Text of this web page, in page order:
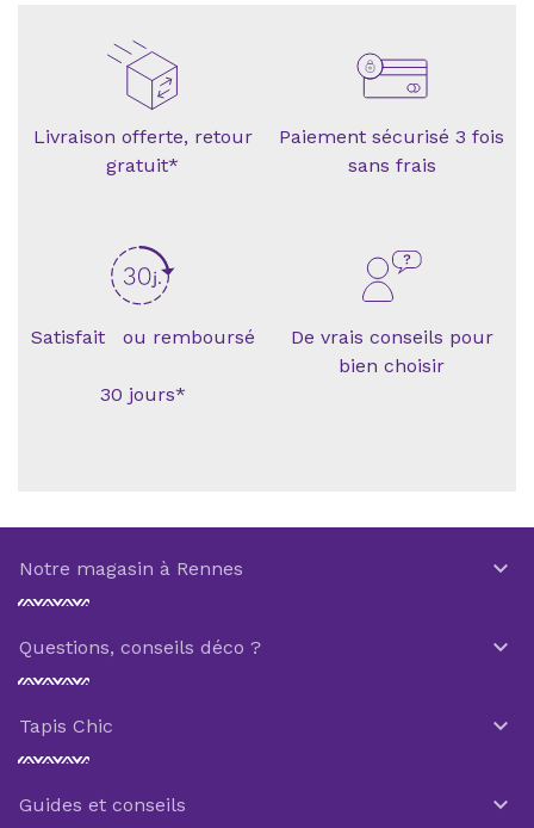
Livraison offerte, retour
gratuit*
Paiement sécurisé 3 fois
sans frais
Satisfait ou remboursé
30 jours*
De vrais conseils pour
bien choisir
Notre magasin à Rennes 
Questions, conseils déco ? 
Tapis Chic 
Guides et conseils 